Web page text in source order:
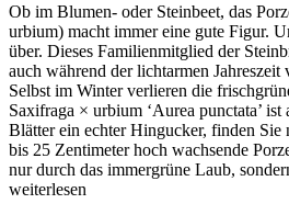
Ob im Blumen- oder Steinbeet, das
urbium) macht immer eine gute Figur.
über. Dieses Familienmitglied der
auch während der lichtarmen Jahreszeit
Selbst im Winter verlieren die
Saxifraga × urbium ‘Aurea punctata’ ist
Blätter ein echter Hingucker, finden Sie
bis 25 Zentimeter hoch wachsende
nur durch das immergrüne Laub,
weiterlesen